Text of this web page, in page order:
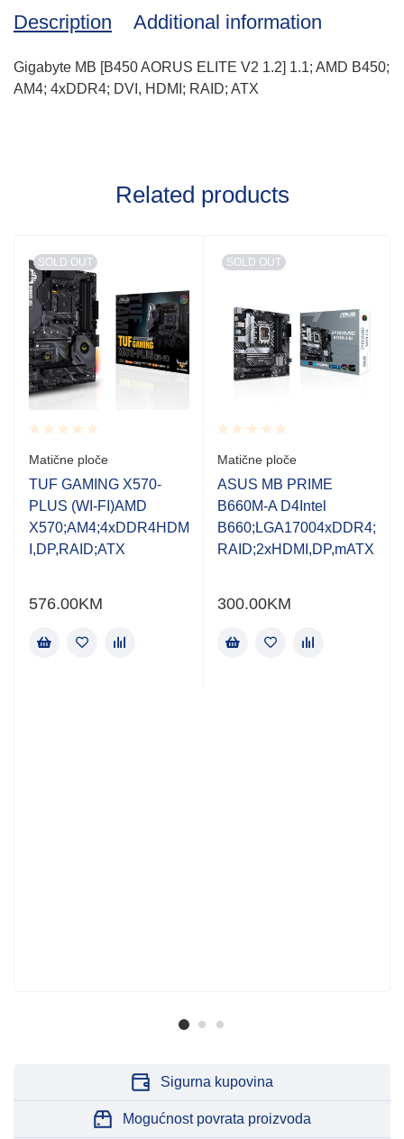
Description Additional information
Gigabyte MB [B450 AORUS ELITE V2 1.2] 1.1; AMD B450;
AM4; 4xDDR4; DVI, HDMI; RAID; ATX
Related products
SOLD OUT
Rated
0.001
out
of
5
Matične ploče
TUF GAMING X570-
PLUS (WI-FI)AMD
X570;AM4;4xDDR4HDM
I,DP,RAID;ATX
576.00KM
SOLD OUT
Rated
0.001
out
of
5
Matične ploče
ASUS MB PRIME
B660M-A D4Intel
B660;LGA17004xDDR4;
RAID;2xHDMI,DP,mATX
300.00KM
Sigurna kupovina
Mogućnost povrata proizvoda